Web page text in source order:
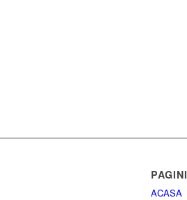
PAGINI
ACASA